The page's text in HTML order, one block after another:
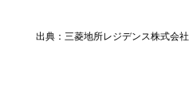
出典：三菱地所レジデンス株式会社